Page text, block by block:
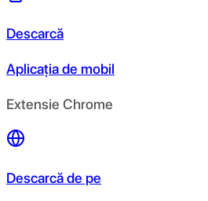
Descarcă
Aplicația de mobil
Extensie Chrome
Descarcă de pe